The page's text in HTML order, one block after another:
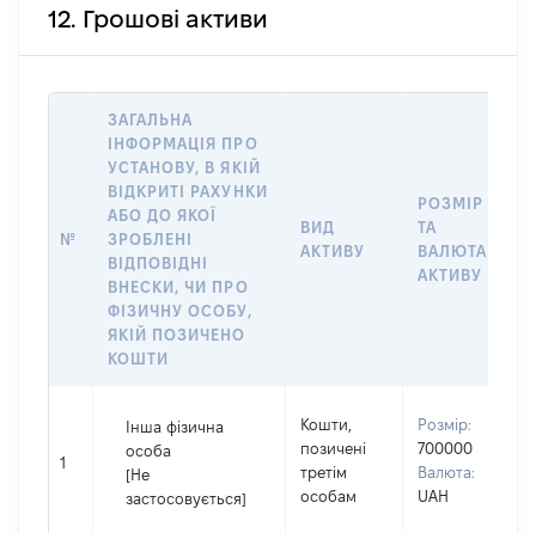
12. Грошові активи
№
ЗАГАЛЬНА
ІНФОРМАЦІЯ ПРО
УСТАНОВУ, В ЯКІЙ
ВІДКРИТІ РАХУНКИ
АБО ДО ЯКОЇ
ЗРОБЛЕНІ
ВІДПОВІДНІ
ВНЕСКИ, ЧИ ПРО
ФІЗИЧНУ ОСОБУ,
ЯКІЙ ПОЗИЧЕНО
КОШТИ
ВИД
АКТИВУ
РОЗМІР
ТА
ВАЛЮТА
АКТИВУ
1
Інша фізична
особа
[Не
застосовується]
Кошти,
позичені
третім
особам
Розмір:
700000
Валюта:
UAH